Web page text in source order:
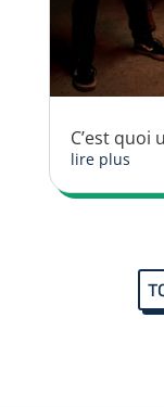
C’est quoi
lire plus